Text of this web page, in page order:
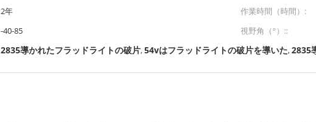
2年 作業時間（時間）:
-40-85 視野角（°）::
2835導かれたフラッドライトの破片,54vはフラッドライトの破片を導いた,2835